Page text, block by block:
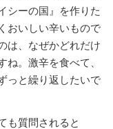
シーの国』を作りた
おいしい辛いもので
は、なぜかどれだけ
。激辛を食べて、
っと繰り返したいで
も質問されると